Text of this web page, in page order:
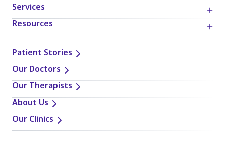
Services
Resources
Patient Stories
Our Doctors
Our Therapists
About Us
Our Clinics